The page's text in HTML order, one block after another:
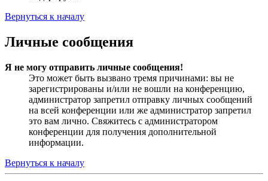
Вернуться к началу
Личные сообщения
Я не могу отправить личные сообщения!
Это может быть вызвано тремя причинами: вы не
зарегистрированы и/или не вошли на конференцию,
администратор запретил отправку личных сообщений
на всей конференции или же администратор запретил
это вам лично. Свяжитесь с администратором
конференции для получения дополнительной
информации.
Вернуться к началу